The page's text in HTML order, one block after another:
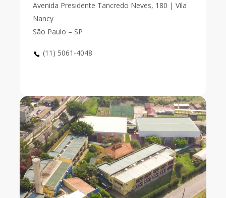
Avenida Presidente Tancredo Neves, 180 | Vila
Nancy
São Paulo – SP
(11) 5061-4048